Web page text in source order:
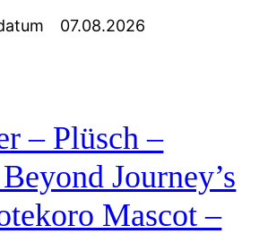
07.08.2026
– Plüsch –
Journey’s
Mascot –